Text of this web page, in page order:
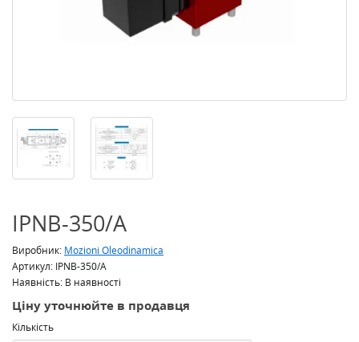
IPNB-350/A
Виробник: Mozioni Oleodinamica
Артикул: IPNB-350/A
Наявність: В наявності
Ціну уточнюйте в продавця
Кількість